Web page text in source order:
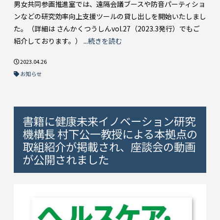
男女共同参画推進室では、遠隔会議ブースや防音パーティショ
ンなどの研究効率向上支援ツールの貸し出しを開始いたしまし
た。（詳細は さんかくつうしんvol.27（2023.3発行）でもご
紹介しております。） ...続きを読む
2023.04.26
お知らせ
書籍に健康未来イノベーション研究
機構長 村下公一教授による本拠点の
取組紹介が掲載され、座談会の動画
が公開されました